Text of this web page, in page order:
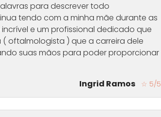
para descrever todo
tendo com a minha mãe durante as
e um profissional dedicado que
( oftalmologista ) que a carreira dele
suas mãos para poder proporcionar
Ingrid Ramos
☆ 5/5